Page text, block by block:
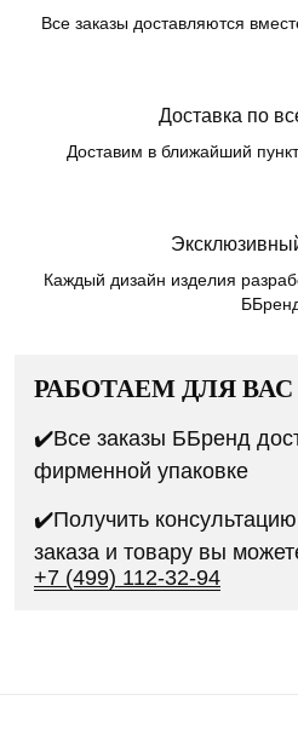
Все заказы доставляются
Доставка по
Доставим в ближайший
Каждый дизайн изделия
РАБОТАЕМ ДЛЯ ВАС
✔️Все заказы ББренд
фирменной упаковке
✔️Получить
заказа и товару вы
+7 (499) 112-32-94